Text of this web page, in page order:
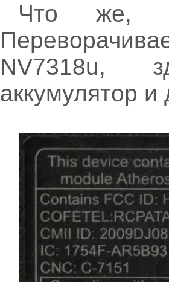
Что же,
NV7318u,
аккумулятор